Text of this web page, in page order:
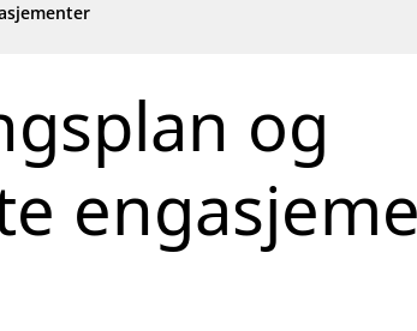
registre
(SSR)
Folkefinansiering
Kryptoeiendelsloven
Overtakelsestilbud
Alle tema
og